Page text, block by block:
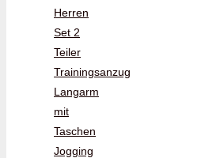
Herren
Set 2
Teiler
Trainingsanzug
Langarm
mit
Taschen
Jogging